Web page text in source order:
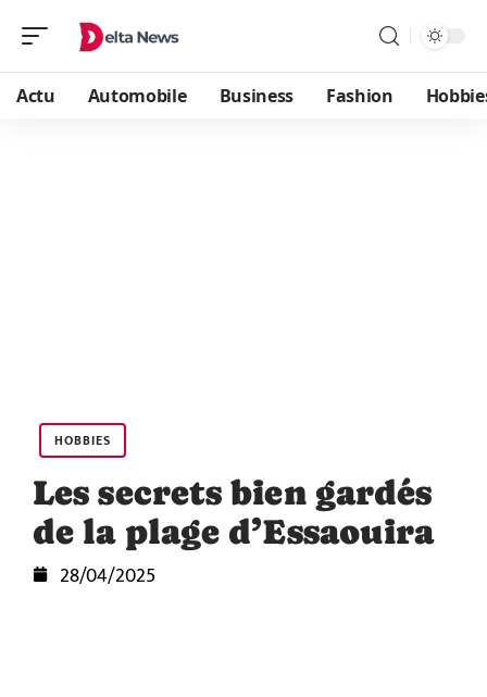
Actu Automobile Business Fashion
HOBBIES
Les secrets bien gardés
de la plage d’Essaouira
28/04/2025